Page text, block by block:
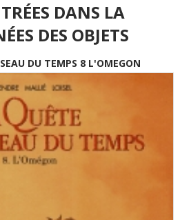
DANS LA
DES OBJETS
DU TEMPS 8 L'OMEGON